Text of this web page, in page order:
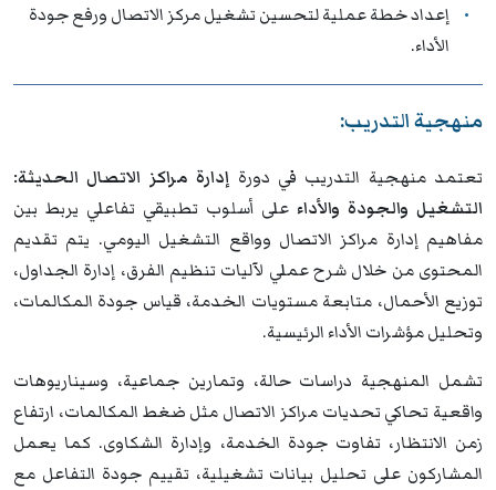
إعداد خطة عملية لتحسين تشغيل مركز الاتصال ورفع جودة
الأداء.
منهجية التدريب:
تعتمد منهجية التدريب في دورة إدارة مراكز الاتصال الحديثة:
التشغيل والجودة والأداءعلى أسلوب تطبيقي تفاعلي يربط بين
مفاهيم إدارة مراكز الاتصال وواقع التشغيل اليومي. يتم تقديم
المحتوى من خلال شرح عملي لآليات تنظيم الفرق، إدارة الجداول،
توزيع الأحمال، متابعة مستويات الخدمة، قياس جودة المكالمات،
وتحليل مؤشرات الأداء الرئيسية.
تشمل المنهجية دراسات حالة، وتمارين جماعية، وسيناريوهات
واقعية تحاكي تحديات مراكز الاتصال مثل ضغط المكالمات، ارتفاع
زمن الانتظار، تفاوت جودة الخدمة، وإدارة الشكاوى. كما يعمل
المشاركون على تحليل بيانات تشغيلية، تقييم جودة التفاعل مع